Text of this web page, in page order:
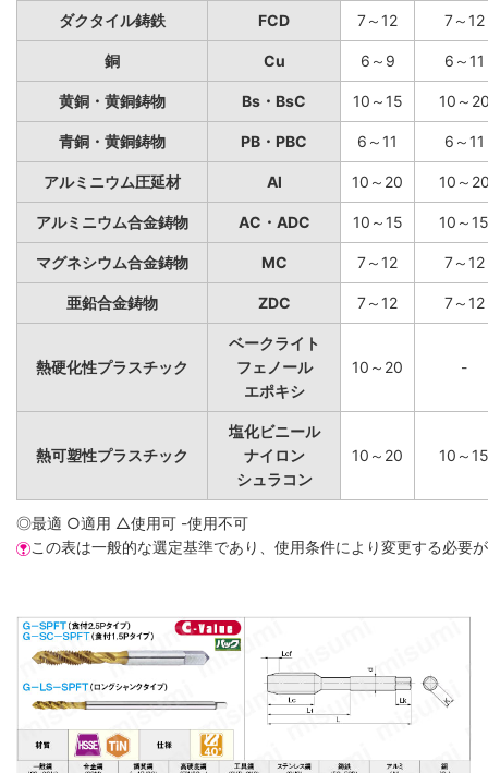
ダクタイル鋳鉄 FCD 7～12 7～12
銅 Cu 6～9 6～11
黄銅・黄銅鋳物 Bs・BsC 10～15 10～
青銅・黄銅鋳物 PB・PBC 6～11 6～11
アルミニウム圧延材 Al 10～20 10～
アルミニウム合金鋳物 AC・ADC 10～15 10～15
マグネシウム合金鋳物 MC 7～12 7～12
亜鉛合金鋳物 ZDC 7～12 7～12
熱硬化性プラスチック
ベークライト
フェノール
エポキシ
10～20 -
熱可塑性プラスチック
塩化ビニール
ナイロン
シュラコン
10～20 10～15
◎最適 ○適用 △使用可 -使用不可
この表は一般的な選定基準であり、使用条件により変更する必要